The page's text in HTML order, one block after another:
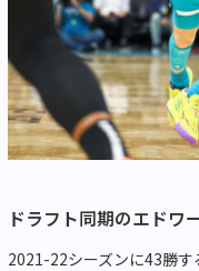
ドラフト同期のエドワ
2021-22シーズンに43勝